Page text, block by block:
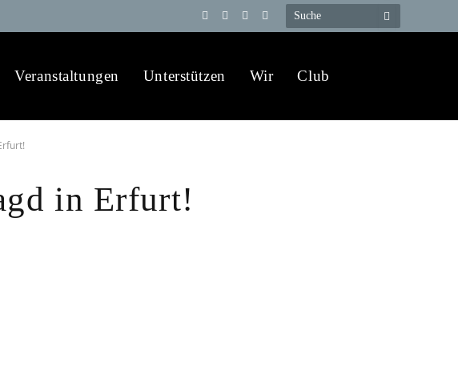
Telegram
YouTube
X
WhatsApp
Veranstaltungen Unterstützen Wir Club
in Erfurt!